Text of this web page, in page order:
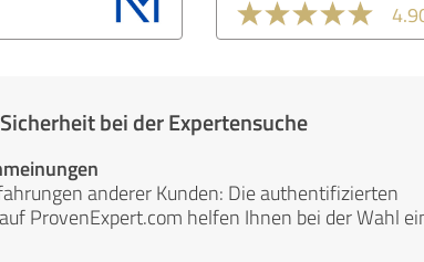
bei der Expertensuche
anderer Kunden: Die authentifizierten
ProvenExpert.com helfen Ihnen bei der Wahl